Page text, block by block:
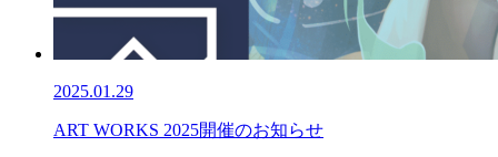
2025.01.29
ART WORKS 2025開催のお知らせ